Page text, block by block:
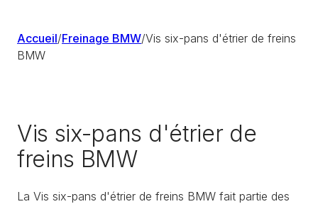
Accueil/Freinage BMW/Vis six-pans d'étrier de freins
BMW
Vis six-pans d'étrier de
freins BMW
La Vis six-pans d'étrier de freins BMW fait partie des